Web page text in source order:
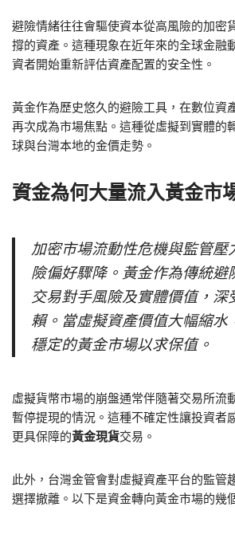
避險情緒往往會驅使資本從高風險的加密
撐的資產。這種現象在近年來的全球金融
資者開始重新評估資產配置的安全性。
黃金作為歷史悠久的避險工具，在數位資
再次成為市場焦點。這種從虛擬到實體的
球與台灣本地的金價走勢。
資金為何大量流入黃金市
加密市場流動性危機與監管壓
險偏好驟降。黃金作為傳統避
交易對手風險及實體價值，深
賴。當虛擬資產價值大幅縮水
穩定的黃金市場以求保值。
虛擬貨幣市場的崩盤通常伴隨著交易所流
暫停提現的情況。這種不確定性讓投資者
更具保障的黃金現貨交易。
此外，台灣金管會對虛擬資產平台的監管
選擇撤離。以下是資金轉向黃金市場的幾